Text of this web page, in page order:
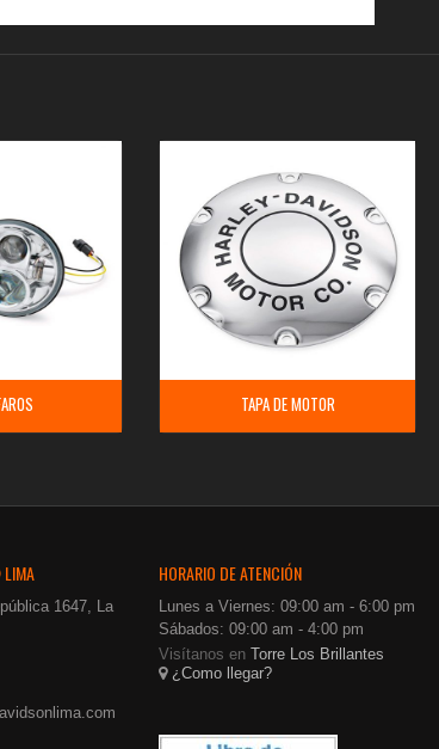
TAPA DE MOTOR
1647, La
HORARIO DE ATENCIÓN
Lunes a Viernes: 09:00 am - 6:00 pm
Sábados: 09:00 am - 4:00 pm
Visítanos en Torre Los Brillantes
¿Como llegar?